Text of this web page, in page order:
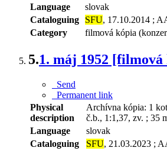
Language
slovak
Cataloguing
SFU, 17.10.2014 ;
Category
filmová kópia
5.1. máj 1952
Send
Permanent link
Physical
description
Archívna kópia: 1
č.b., 1:1,37, zv. ; 35
Language
slovak
Cataloguing
SFU, 21.03.2023 ;